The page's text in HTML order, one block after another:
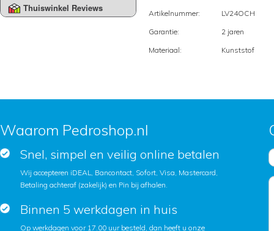
Thuiswinkel Reviews
Artikelnummer:
LV24OCH
Garantie:
2 jaren
Materiaal:
Kunststof
Waarom Pedroshop.nl
Snel, simpel en veilig online betalen
Wij accepteren iDEAL, Bancontact, Sofort, Visa, Mastercard,
Betaling achteraf (zakelijk) en Pin bij afhalen.
Binnen 5 werkdagen in huis
Op werkdagen voor 17.00 uur besteld, dan heeft u onze